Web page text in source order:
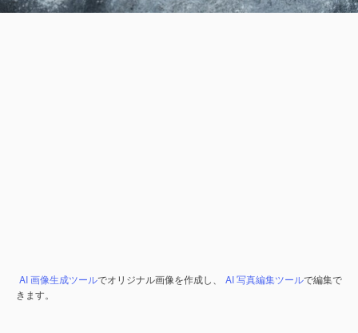
AI 画像生成ツールでオリジナル画像を作成し、 AI 写真編集ツールで編集で
きます。